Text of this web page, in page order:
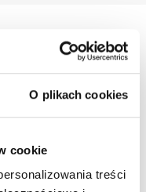
O plikach cookies
cookie
treści
płytek
jasny kolor
w tak jasnej
który